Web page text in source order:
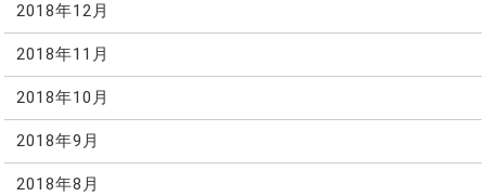
2018年12月
2018年11月
2018年10月
2018年9月
2018年8月